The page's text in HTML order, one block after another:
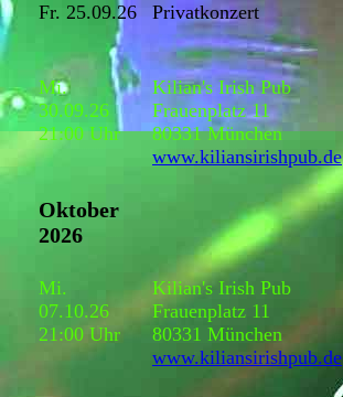
Fr. 25.09.26 Privatkonzert
Mi.
30.09.26
21:00 Uhr
Kilian's Irish Pub
Frauenplatz 11
80331 München
www.kiliansirishpub.de
Oktober
2026
Mi.
07.10.26
21:00 Uhr
Kilian's Irish Pub
Frauenplatz 11
80331 München
www.kiliansirishpub.de